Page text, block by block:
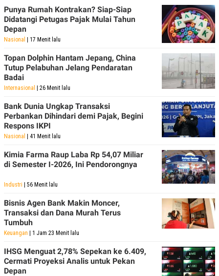
Punya Rumah Kontrakan? Siap-Siap
Didatangi Petugas Pajak Mulai Tahun
Depan
Nasional | 17 Menit lalu
Topan Dolphin Hantam Jepang, China
Tutup Pelabuhan Jelang Pendaratan
Badai
Internasional | 26 Menit lalu
Bank Dunia Ungkap Transaksi
Perbankan Dihindari demi Pajak, Begini
Respons IKPI
Nasional | 41 Menit lalu
Kimia Farma Raup Laba Rp 54,07 Miliar
di Semester I-2026, Ini Pendorongnya
Industri | 56 Menit lalu
Bisnis Agen Bank Makin Moncer,
Transaksi dan Dana Murah Terus
Tumbuh
Keuangan | 1 Jam 23 Menit lalu
IHSG Menguat 2,78% Sepekan ke 6.409,
Cermati Proyeksi Analis untuk Pekan
Depan